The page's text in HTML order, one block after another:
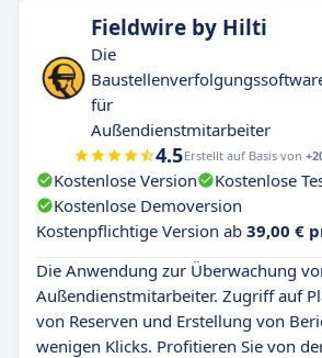
Fieldwire by Hilti
Die
für
Außendienstmitarbeiter
4.5Erstellt auf Basis von
Kostenlose Version
Kostenlose
Kostenlose Demoversion
Kostenpflichtige Version ab 39,00 €
Die Anwendung zur Überwachung
Außendienstmitarbeiter. Zugriff auf
von Reserven und Erstellung von
wenigen Klicks. Profitieren Sie von